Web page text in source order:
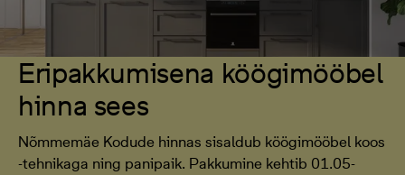
Eripakkumisena köögimööbel
hinna sees
Nõmmemäe Kodude hinnas sisaldub köögimööbel koos
-tehnikaga ning panipaik. Pakkumine kehtib 01.05-